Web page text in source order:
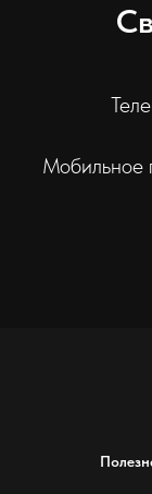
Мобильное